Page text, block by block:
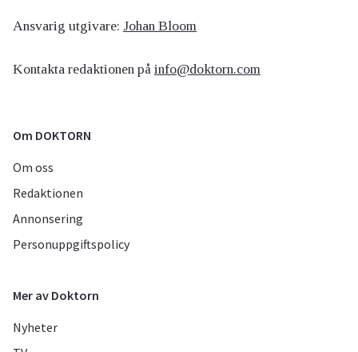
Ansvarig utgivare: Johan Bloom
Kontakta redaktionen på info@doktorn.com
Om DOKTORN
Om oss
Redaktionen
Annonsering
Personuppgiftspolicy
Mer av Doktorn
Nyheter